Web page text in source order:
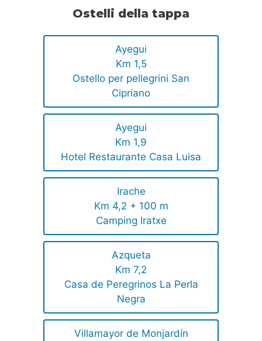
Ostelli della tappa
Ayegui
Km 1,5
Ostello per pellegrini San
Cipriano
Ayegui
Km 1,9
Hotel Restaurante Casa Luisa
Irache
Km 4,2 + 100 m
Camping Iratxe
Azqueta
Km 7,2
Casa de Peregrinos La Perla
Negra
Villamayor de Monjardín